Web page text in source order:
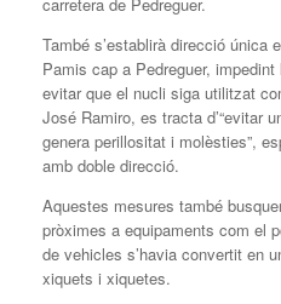
També s’establirà direcció única
Pamis cap a Pedreguer, impedint
evitar que el nucli siga utilitzat
José Ramiro, es tracta d’“evitar
genera perillositat i molèsties”,
amb doble direcció.
Aquestes mesures també
pròximes a equipaments com el
de vehicles s’havia convertit en
xiquets i xiquetes.